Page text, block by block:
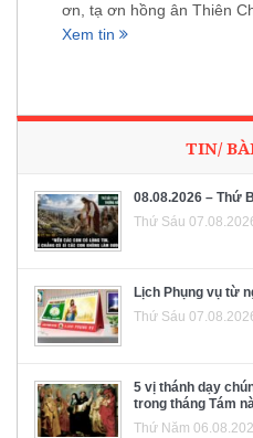
ơn, tạ ơn hồng ân Thiên
Xem tin
TIN/
08.08.2026 – Thứ
Thứ Sáu
Lịch Phụng vụ từ
Thứ Sáu
5 vị thánh dạy
trong tháng Tám
Thứ Năm